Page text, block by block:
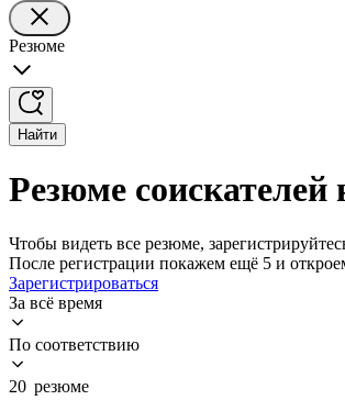
Резюме
Найти
Резюме соискателей
Чтобы видеть все резюме,
После регистрации покажем ещё 5 и
Зарегистрироваться
За всё время
По соответствию
20 резюме